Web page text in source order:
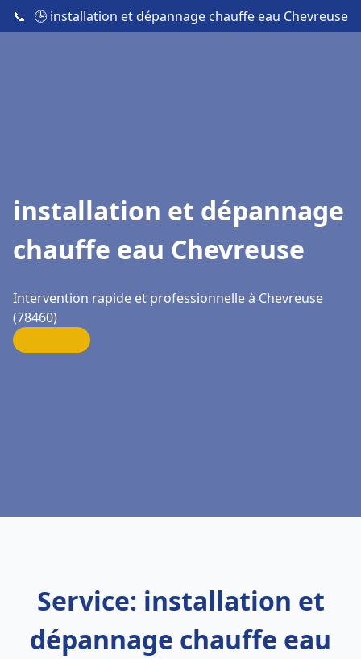
📞 🕒 installation et dépannage chauffe eau Chevreuse
installation et dépannage
chauffe eau Chevreuse
Intervention rapide et professionnelle à Chevreuse
(78460)
Service: installation et
dépannage chauffe eau